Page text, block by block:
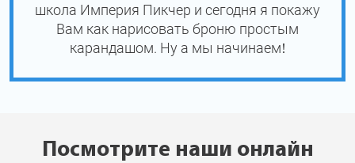
школа Империя Пикчер и сегодня я покажу
Вам как нарисовать броню простым
карандашом. Ну а мы начинаем!
Посмотрите наши онлайн